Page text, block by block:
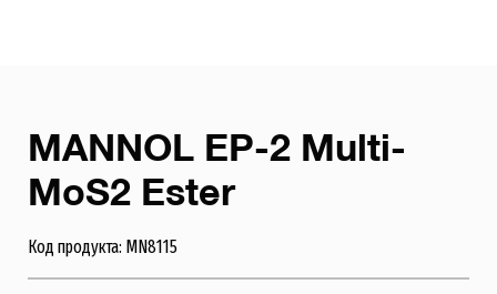
MANNOL EP-2 Multi-
MoS2 Ester
Код продукта: MN8115